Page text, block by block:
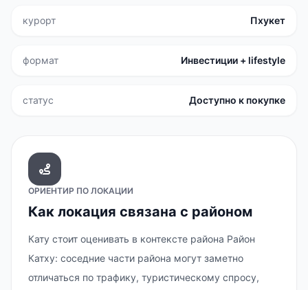
курорт Пхукет
формат Инвестиции + lifestyle
статус Доступно к покупке
ОРИЕНТИР ПО ЛОКАЦИИ
Как локация связана с районом
Кату стоит оценивать в контексте района Район
Катху: соседние части района могут заметно
отличаться по трафику, туристическому спросу,